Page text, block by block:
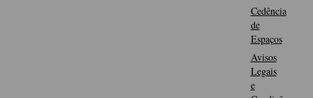
Cedência
de
Espaços
Avisos
Legais
e